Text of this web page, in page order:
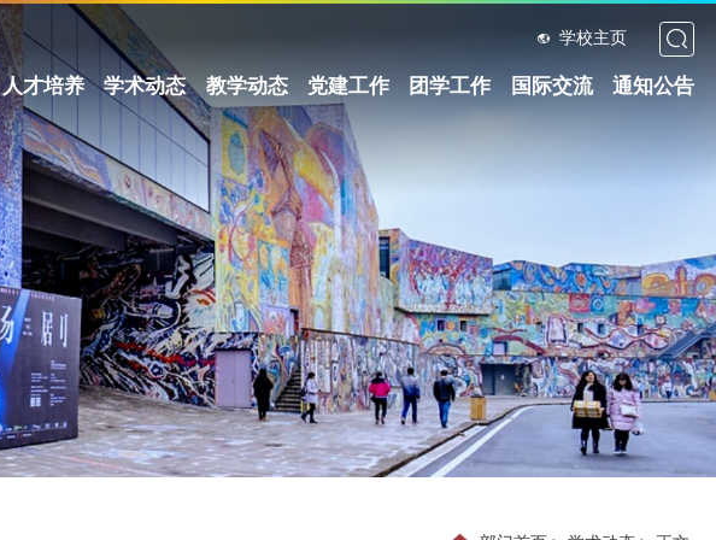
学校主页
人才培养 学术动态 教学动态 党建工作 团学工作 国际交流 通知公告